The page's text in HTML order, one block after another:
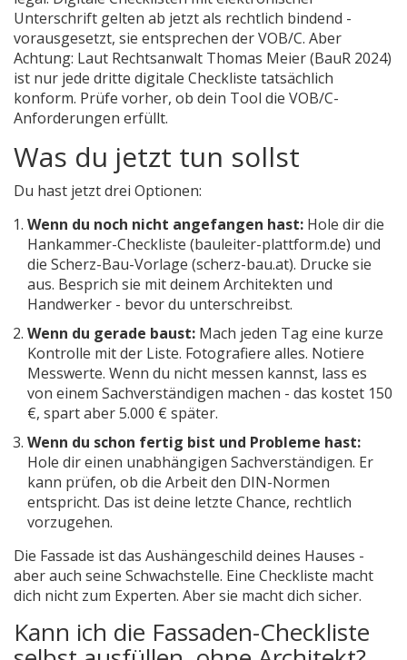
Unterschrift gelten ab jetzt als rechtlich bindend -
vorausgesetzt, sie entsprechen der VOB/C. Aber
Achtung: Laut Rechtsanwalt Thomas Meier (BauR 2024)
ist nur jede dritte digitale Checkliste tatsächlich
konform. Prüfe vorher, ob dein Tool die VOB/C-
Anforderungen erfüllt.
Was du jetzt tun sollst
Du hast jetzt drei Optionen:
Wenn du noch nicht angefangen hast: Hole dir die
Hankammer-Checkliste (bauleiter-plattform.de) und
die Scherz-Bau-Vorlage (scherz-bau.at). Drucke sie
aus. Besprich sie mit deinem Architekten und
Handwerker - bevor du unterschreibst.
Wenn du gerade baust: Mach jeden Tag eine kurze
Kontrolle mit der Liste. Fotografiere alles. Notiere
Messwerte. Wenn du nicht messen kannst, lass es
von einem Sachverständigen machen - das kostet 150
€, spart aber 5.000 € später.
Wenn du schon fertig bist und Probleme hast:
Hole dir einen unabhängigen Sachverständigen. Er
kann prüfen, ob die Arbeit den DIN-Normen
entspricht. Das ist deine letzte Chance, rechtlich
vorzugehen.
Die Fassade ist das Aushängeschild deines Hauses -
aber auch seine Schwachstelle. Eine Checkliste macht
dich nicht zum Experten. Aber sie macht dich sicher.
Kann ich die Fassaden-Checkliste